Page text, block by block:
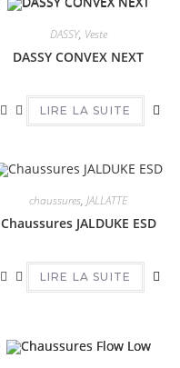
DASSY, Veste
DASSY CONVEX NEXT
LIRE LA SUITE
chaussures, JALLATTE
Chaussures JALDUKE ESD
LIRE LA SUITE